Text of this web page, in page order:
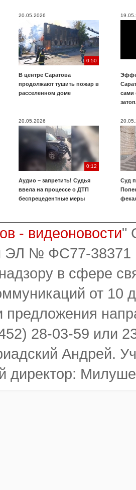
20.05.2026
0:50
В центре Саратова
продолжают тушить пожар в
расселенном доме
сами
20.05.2026
0:12
Аудио – запретить! Судья
ввела на процессе о ДТП
беспрецедентные меры
Суд
- видеоновости"
ЭЛ № ФС77-38371
в сфере
от 10
предложения
28-03-59 или
Андрей.
директор: